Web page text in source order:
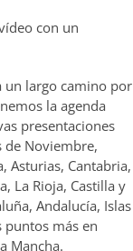
con un
un largo camino por
la agenda
presentaciones
de Noviembre,
Asturias, Cantabria,
La Rioja, Castilla y
Andalucía, Islas
puntos más en
Mancha.